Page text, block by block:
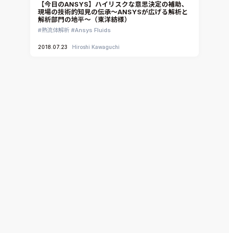
【今日のANSYS】ハイリスクな意思決定の補助、
現場の技術的知見の伝承～ANSYSが広げる解析と
解析部門の地平～（東洋紡様）
熱流体解析 Ansys Fluids
2018.07.23 Hiroshi Kawaguchi